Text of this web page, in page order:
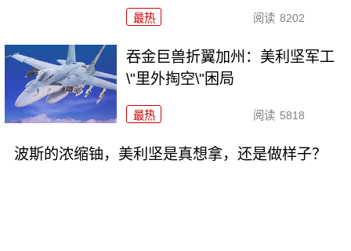
最热 阅读 8202
吞金巨兽折翼加州：美利坚军工
\"里外掏空\"困局
最热 阅读 5818
波斯的浓缩铀，美利坚是真想拿，还是做样子？